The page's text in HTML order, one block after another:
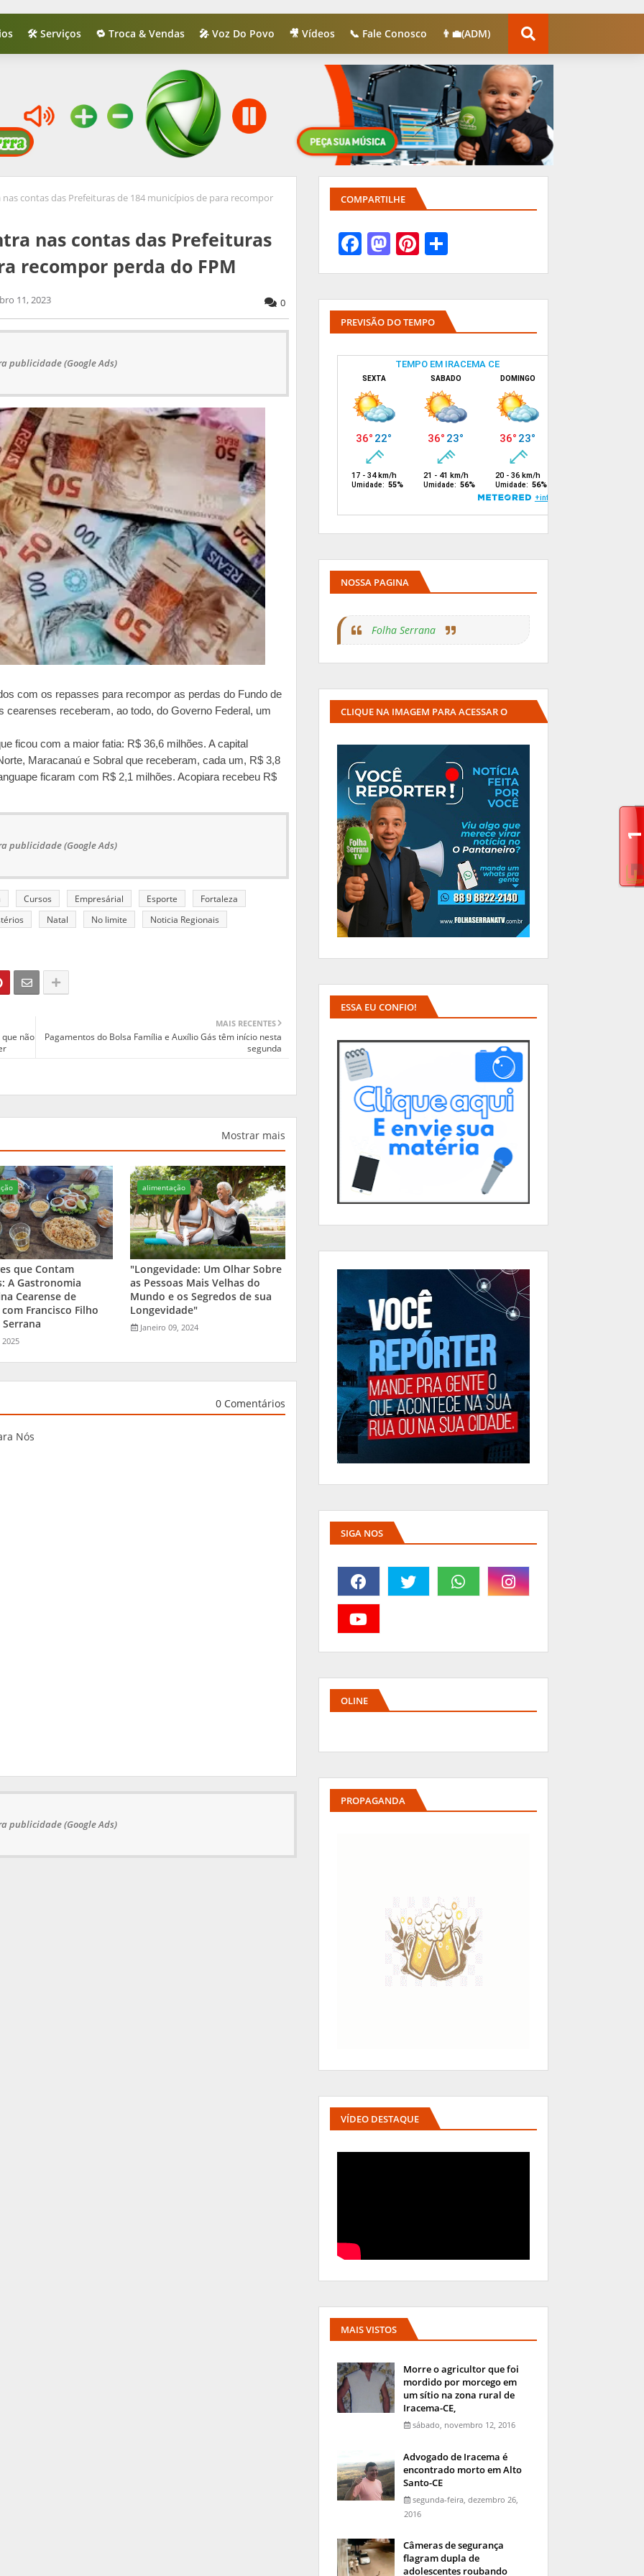
🛠️ Serviços 🔁 Troca & Vendas 🎤 Voz Do Povo 🎥 Vídeos 📞 Fale Conosco 👨‍💼(ADM)
nas contas das Prefeituras de 184 municípios de para recompor
nas contas das Prefeituras
recompor perda do FPM
11, 2023 0
publicidade (Google Ads)
com os repasses para recompor as perdas do Fundo de
receberam, ao todo, do Governo Federal, um
ficou com a maior fatia: R$ 36,6 milhões. A capital
Maracanaú e Sobral que receberam, cada um, R$ 3,8
ficaram com R$ 2,1 milhões. Acopiara recebeu R$
publicidade (Google Ads)
Cursos Empresárial Esporte
Fortaleza
Natal No limite
Noticia Regionais
MAIS RECENTES
Pagamentos do Bolsa Família e Auxílio Gás têm início nesta
segunda
que não
Mostrar mais
que Contam
A Gastronomia
Cearense de
Francisco Filho
2025
alimentação
"Longevidade: Um Olhar Sobre
as Pessoas Mais Velhas do
Mundo e os Segredos de sua
Longevidade"
Janeiro 09, 2024
0 Comentários
Nós
publicidade (Google Ads)
COMPARTILHE
PREVISÃO DO TEMPO
NOSSA PAGINA
Folha Serrana
CLIQUE NA IMAGEM PARA ACESSAR O
ESSA EU CONFIO!
SIGA NOS
OLINE
PROPAGANDA
VÍDEO DESTAQUE
MAIS VISTOS
Morre o agricultor que foi
mordido por morcego em
um sítio na zona rural de
Iracema-CE,
sábado, novembro 12, 2016
Advogado de Iracema é
encontrado morto em Alto
Santo-CE
segunda-feira, dezembro 26,
2016
Câmeras de segurança
flagram dupla de
adolescentes roubando